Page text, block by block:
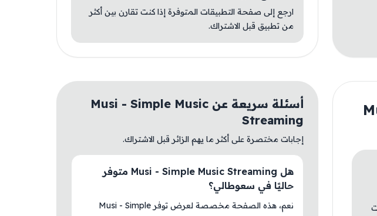
ارجع إلى صفحة التطبيقات المتوفرة إذا كنت تقارن بين أكثر
من تطبيق قبل الاشتراك.
أسئلة سريعة عن Musi - Simple Music
Streaming
إجابات مختصرة على أكثر ما يهم الزائر قبل الاشتراك.
هل Musi - Simple Music Streaming متوفر
حاليًا في سعوطالي؟
نعم، هذه الصفحة مخصصة لعرض توفر Musi - Simple